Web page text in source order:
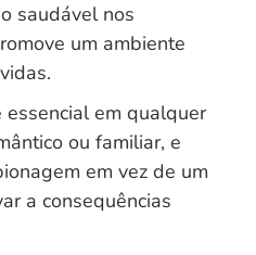
saudável nos
um ambiente
em qualquer
ou familiar, e
em vez de um
a consequências